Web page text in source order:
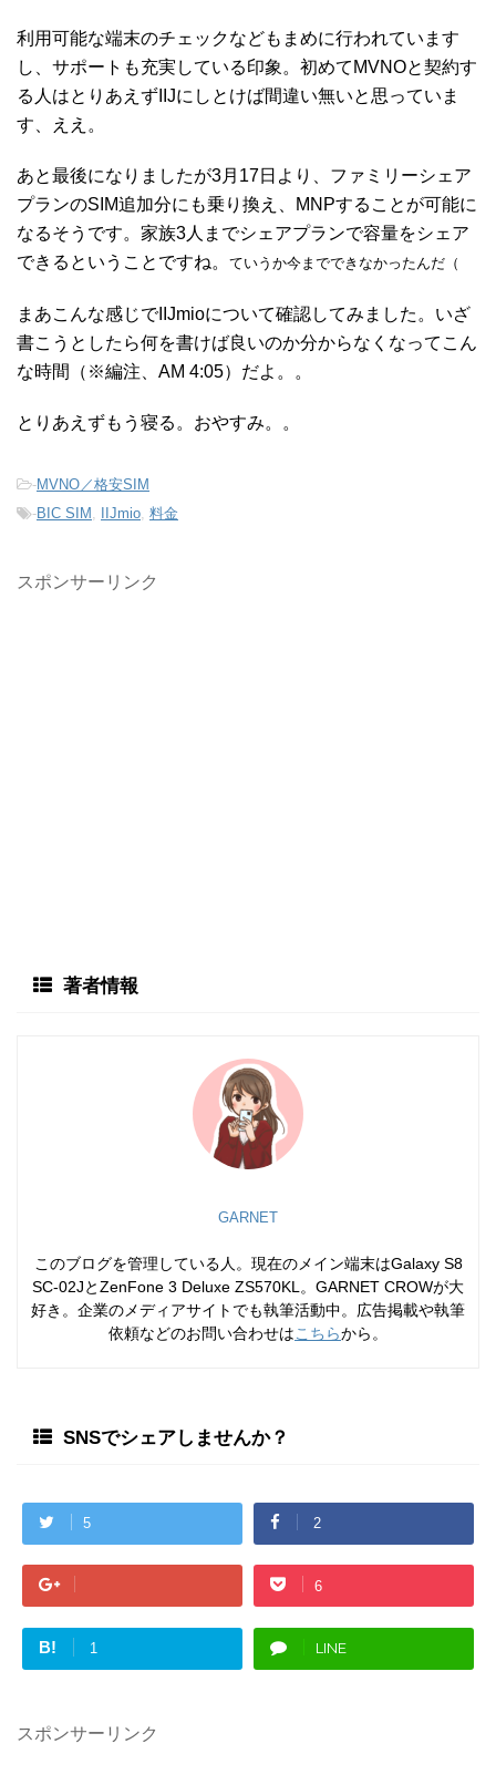
利用可能な端末のチェックなどもまめに行われています
し、サポートも充実している印象。初めてMVNOと契約す
る人はとりあえずIIJにしとけば間違い無いと思っていま
す、ええ。
あと最後になりましたが3月17日より、ファミリーシェア
プランのSIM追加分にも乗り換え、MNPすることが可能に
なるそうです。家族3人までシェアプランで容量をシェア
できるということですね。 ていうか今までできなかったんだ（
まあこんな感じでIIJmioについて確認してみました。いざ
書こうとしたら何を書けば良いのか分からなくなってこん
な時間（※編注、AM 4:05）だよ。。
とりあえずもう寝る。おやすみ。。
-MVNO／格安SIM
-BIC SIM , IIJmio, 料金
スポンサーリンク
著者情報
GARNET
このブログを管理している人。現在のメイン端末はGalaxy S8
SC-02JとZenFone 3 Deluxe ZS570KL。GARNET CROWが大
好き。企業のメディアサイトでも執筆活動中。広告掲載や執筆
依頼などのお問い合わせはこちらから。
SNSでシェアしませんか？
5 2
6
B! 1 LINE
スポンサーリンク